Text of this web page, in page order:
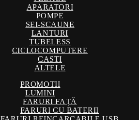
APARATORI
POMPE
SEI-SCAUNE
LANTURI
TUBELESS
CICLOCOMPUTERE
CASTI
ALTELE
PROMOTII
LUMINI
FARURI FAȚĂ
FARURI CU BATERII